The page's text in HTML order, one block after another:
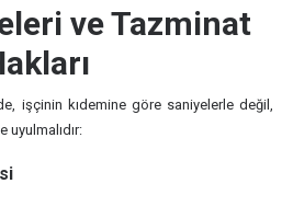
ve Tazminat
işçinin kıdemine göre saniyelerle değil,
uyulmalıdır: